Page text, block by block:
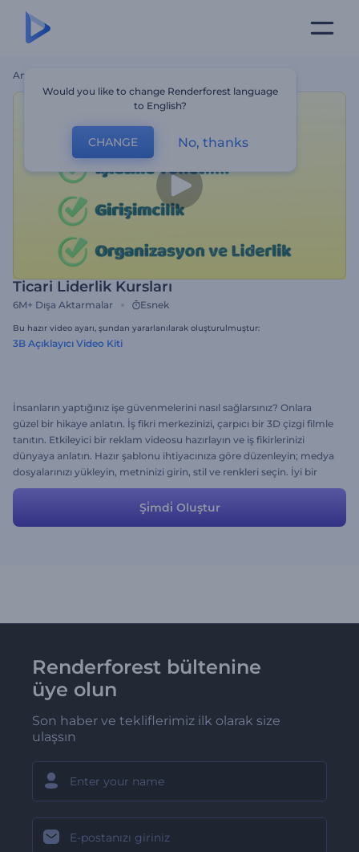
Ana Sayfa
Ticari Liderlik Kursları
6M+ Dışa Aktarmalar Esnek
Bu hazır video ayarı, şundan yararlanılarak oluşturulmuştur:
3B Açıklayıcı Video Kiti
İnsanların yaptığınız işe güvenmelerini nasıl sağlarsınız? Onlara
güzel bir hikaye anlatın. İş fikri merkezinizi, çarpıcı bir 3D çizgi filmle
tanıtın. Etkileyici bir reklam videosu hazırlayın ve iş fikirlerinizi
dünyaya anlatın. Hazır şablonu ihtiyacınıza göre düzenleyin; medya
dosyalarınızı yükleyin, metninizi girin, stil ve renkleri seçin. İyi bir
müzik parçası seçerek son şeklini verin!
Şi̇mdi̇ Oluştur
Renderforest bültenine
üye olun
Son haber ve tekliflerimiz ilk olarak size
ulaşsın
Would you like to change Renderforest language
to English?
CHANGE No, thanks